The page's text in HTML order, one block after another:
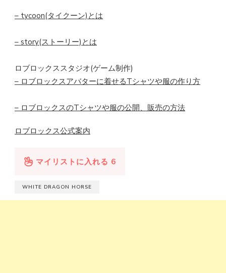
– tycoon(タイクーン)とは
– story(ストーリー)とは
ロブロックススタジオ(ゲーム制作)
– ロブロックスアバターに着せるTシャツや服の作り方
– ロブロックスのTシャツや服の公開、販売の方法
ロブロックス公式案内
マイリストに入れる 6
WHITE DRAGON HORSE